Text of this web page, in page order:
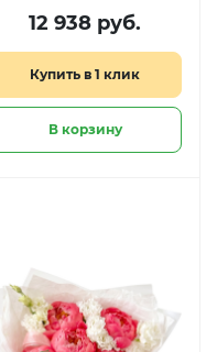
пионов и ромашек
12 938 руб.
Купить в 1 клик
В корзину